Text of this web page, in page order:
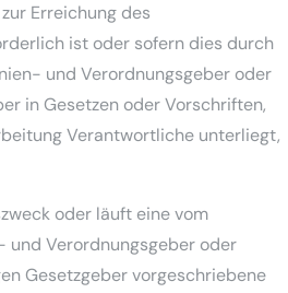
Erreichung des
ist oder sofern dies durch
und Verordnungsgeber oder
in Gesetzen oder Vorschriften,
Verantwortliche unterliegt,
oder läuft eine vom
und Verordnungsgeber oder
Gesetzgeber vorgeschriebene